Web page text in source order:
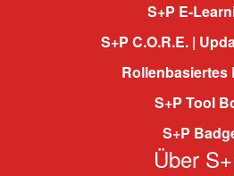
S+P E-
S+P C.O.R.E. |
Rollenbasiertes
S+P Tool
S+P
Über